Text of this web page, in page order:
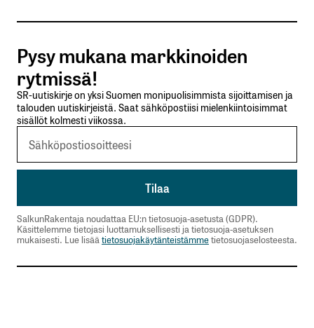
Tilaa SalkunRakentajan uutiskirje
Lähetä kommentti
Pysy mukana markkinoiden
rytmissä!
SR-uutiskirje on yksi Suomen monipuolisimmista sijoittamisen ja
talouden uutiskirjeistä. Saat sähköpostiisi mielenkiintoisimmat
sisällöt kolmesti viikossa.
SalkunRakentaja noudattaa EU:n tietosuoja-asetusta (GDPR).
Käsittelemme tietojasi luottamuksellisesti ja tietosuoja-asetuksen
mukaisesti. Lue lisää tietosuojakäytänteistämmetietosuojaselosteesta.